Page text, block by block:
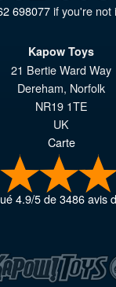
698077if you're not
Kapow Toys
21 Bertie Ward Way
Dereham, Norfolk
NR19 1TE
UK
Carte
4.9/5de3486avis